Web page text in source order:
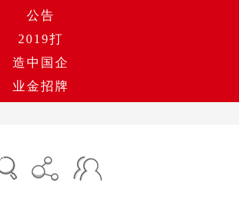
公告
2019打
造中国企
业金招牌